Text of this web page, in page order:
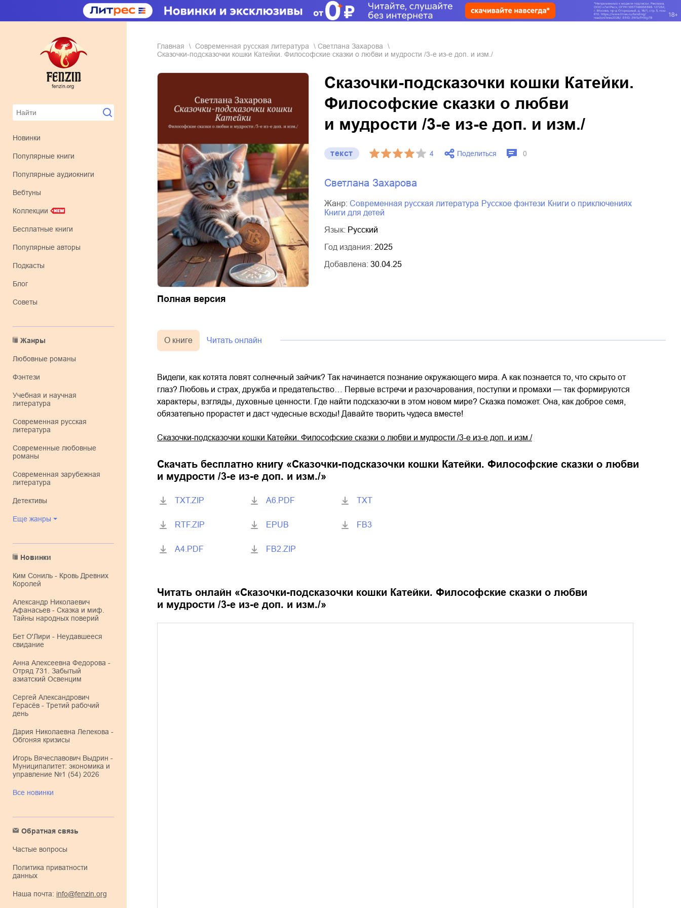
Новинки
Популярные книги
Популярные аудиокниги
Вебтуны
Коллекции
Бесплатные книги
Популярные авторы
Подкасты
Блог
Советы
Жанры
любовные романы
фэнтези
учебная и научная
литература
современная русская
литература
современные любовные
романы
современная зарубежная
литература
детективы
Еще жанры
Новинки
Ким Сониль - Кровь Древних
Королей
Александр Николаевич
Афанасьев - Сказка и миф.
Тайны народных поверий
Бет О'Лири - Неудавшееся
свидание
Анна Алексеевна Федорова -
Отряд 731. Забытый
азиатский Освенцим
Сергей Александрович
Герасёв - Третий рабочий
день
Дария Николаевна Лелекова -
Обгоняя кризисы
Игорь Вячеславович Выдрин -
Муниципалитет: экономика и
управление №1 (54) 2026
Все новинки
Обратная связь
Частые вопросы
Политика приватности
данных
Наша почта: info@fenzin.org
Главная современная русская литература
Светлана Захарова
Сказочки-подсказочки кошки Катейки. Философские сказки о любви и мудрости /3-е из-е доп. и изм./
Полная версия
Сказочки-подсказочки кошки Катейки.
Философские сказки о любви
и мудрости /3-е из-е доп. и изм./
текст 4 Поделиться 0
Светлана Захарова
Жанр: современная русская литература русское фэнтези
книги о приключениях
книги для детей
Язык: Русский
Год издания: 2025
Добавлена: 30.04.25
О книге Читать онлайн
Видели, как котята ловят солнечный зайчик? Так начинается познание окружающего мира. А как познается то, что скрыто от
глаз? Любовь и страх, дружба и предательство… Первые встречи и разочарования, поступки и промахи — так формируются
характеры, взгляды, духовные ценности. Где найти подсказочки в этом новом мире? Сказка поможет. Она, как доброе семя,
обязательно прорастет и даст чудесные всходы! Давайте творить чудеса вместе!
Сказочки-подсказочки кошки Катейки. Философские сказки о любви и мудрости /3-е из-е доп. и изм./
Скачать бесплатно книгу «Сказочки-подсказочки кошки Катейки. Философские сказки о любви
и мудрости /3-е из-е доп. и изм./»
TXT.ZIP
RTF.ZIP
A4.PDF
A6.PDF
EPUB
FB2.ZIP
TXT
FB3
Читать онлайн «Сказочки-подсказочки кошки Катейки. Философские сказки о любви
и мудрости /3-е из-е доп. и изм./»